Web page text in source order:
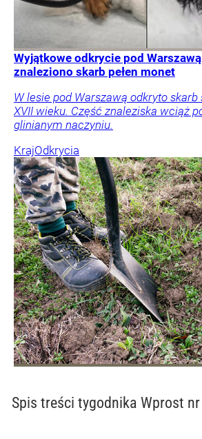
Wyjątkowe odkrycie pod
znaleziono skarb pełen monet
W lesie pod Warszawą odkryto
XVII wieku. Część znaleziska wciąż
glinianym naczyniu.
KrajOdkrycia
Spis treści tygodnika Wprost